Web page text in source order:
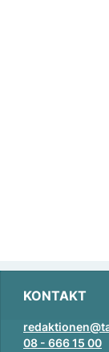
KONTAKT
08 - 666 15 00